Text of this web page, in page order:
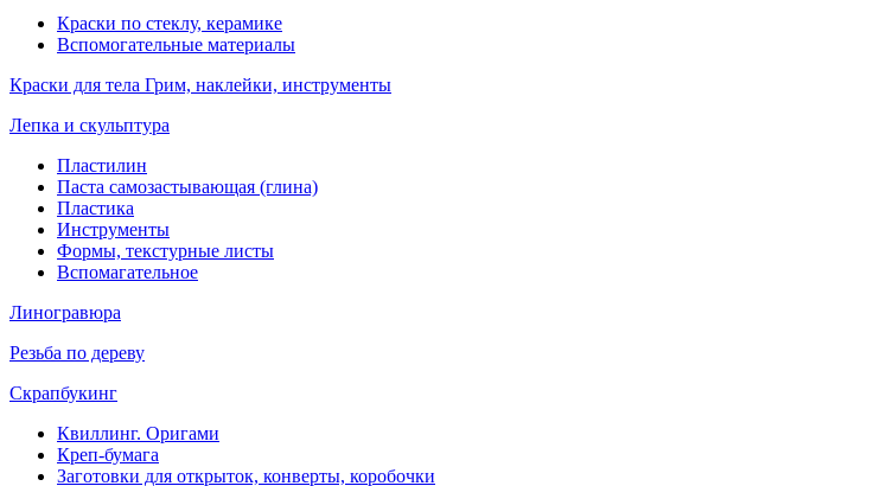
Краски по стеклу, керамике
Вспомогательные материалы
Краски для тела Грим, наклейки, инструменты
Лепка и скульптура
Пластилин
Паста самозастывающая (глина)
Пластика
Инструменты
Формы, текстурные листы
Вспомагательное
Линогравюра
Резьба по дереву
Скрапбукинг
Квиллинг. Оригами
Креп-бумага
Заготовки для открыток, конверты, коробочки